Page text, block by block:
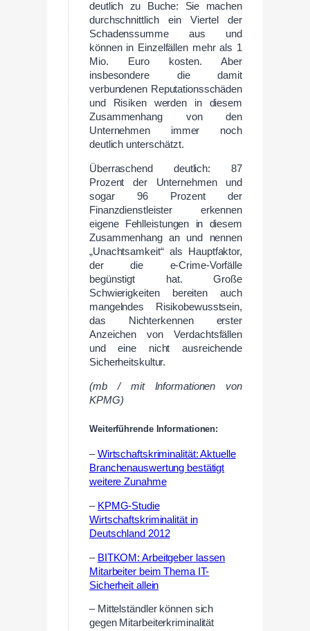
deutlich zu Buche: Sie machen
durchschnittlich ein Viertel der
Schadenssumme aus und
können in Einzelfällen mehr als 1
Mio. Euro kosten. Aber
insbesondere die damit
verbundenen Reputationsschäden
und Risiken werden in diesem
Zusammenhang von den
Unternehmen immer noch
deutlich unterschätzt.
Überraschend deutlich: 87
Prozent der Unternehmen und
sogar 96 Prozent der
Finanzdienstleister erkennen
eigene Fehlleistungen in diesem
Zusammenhang an und nennen
„Unachtsamkeit“ als Hauptfaktor,
der die e-Crime-Vorfälle
begünstigt hat. Große
Schwierigkeiten bereiten auch
mangelndes Risikobewusstsein,
das Nichterkennen erster
Anzeichen von Verdachtsfällen
und eine nicht ausreichende
Sicherheitskultur.
(mb / mit Informationen von
KPMG)
Weiterführende Informationen:
–Wirtschaftskriminalität: Aktuelle
Branchenauswertung bestätigt
weitere Zunahme
– KPMG-Studie
Wirtschaftskriminalität in
Deutschland 2012
– BITKOM: Arbeitgeber lassen
Mitarbeiter beim Thema IT-
Sicherheit allein
– Mittelständler können sich
gegen Mitarbeiterkriminalität